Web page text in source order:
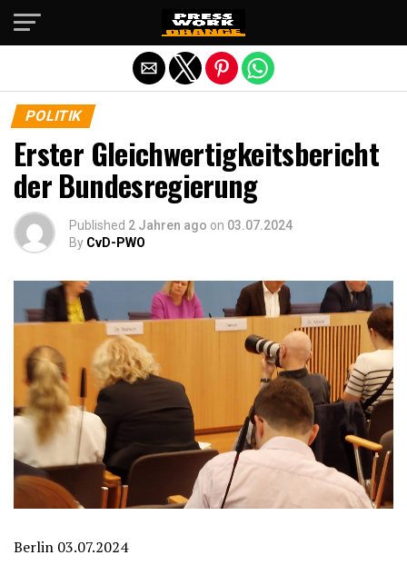
POLITIK
Erster Gleichwertigkeitsbericht
der Bundesregierung
Published 2 Jahren ago on 03.07.2024
By CvD-PWO
Berlin 03.07.2024
Die mobile Version verlassen